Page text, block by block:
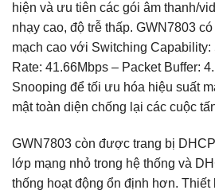
hiện và ưu tiên các gói âm thanh/
nhạy cao, độ trễ thấp. GWN7803
mạch cao với Switching Capability:
Rate: 41.66Mbps – Packet Buffer:
Snooping để tối ưu hóa hiệu suất
mật toàn diện chống lại các cuộc
GWN7803 còn được trang bị
lớp mạng nhỏ trong hệ thống và
thống hoạt động ổn định hơn. Thiết